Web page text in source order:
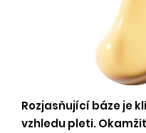
Rozjasňující báze je
vzhledu pleti.